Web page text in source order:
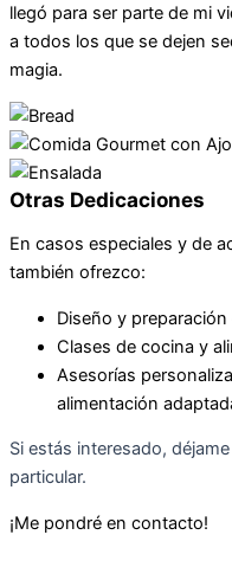
llegó para ser parte de mi
a todos los que se dejen
magia.
Otras Dedicaciones
En casos especiales y de
también ofrezco:
Diseño y
Clases de cocina y
Asesorías
alimentación
Si estás interesado,
particular.
¡Me pondré en contacto!